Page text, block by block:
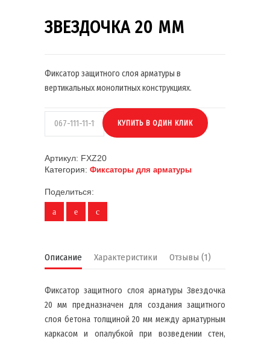
ЗВЕЗДОЧКА 20 ММ
Фиксатор защитного слоя арматуры в
вертикальных монолитных конструкциях.
Артикул: FXZ20
Категория: Фиксаторы для арматуры
Поделиться:
Описание Характеристики Отзывы (1)
Фиксатор защитного слоя арматуры Звездочка
20 мм предназначен для создания защитного
слоя бетона толщиной 20 мм между арматурным
каркасом и опалубкой при возведении стен,